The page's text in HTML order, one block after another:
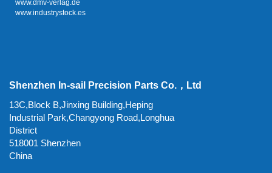
www.dmv-verlag.de
www.industrystock.es
Shenzhen In-sail Precision Parts Co.，Ltd
13C,Block B,Jinxing Building,Heping
Industrial Park,Changyong Road,Longhua
District
518001 Shenzhen
China